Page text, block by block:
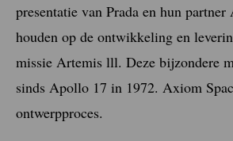
presentatie van Prada en hun
houden op de ontwikkeling en
missie Artemis lll. Deze bijzondere
sinds Apollo 17 in 1972. Axiom
ontwerpproces.